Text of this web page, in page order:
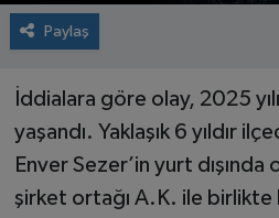
Paylaş
İddialara göre olay, 2025
yaşandı. Yaklaşık 6 yıldır
Enver Sezer’in yurt
şirket ortağı A.K. ile